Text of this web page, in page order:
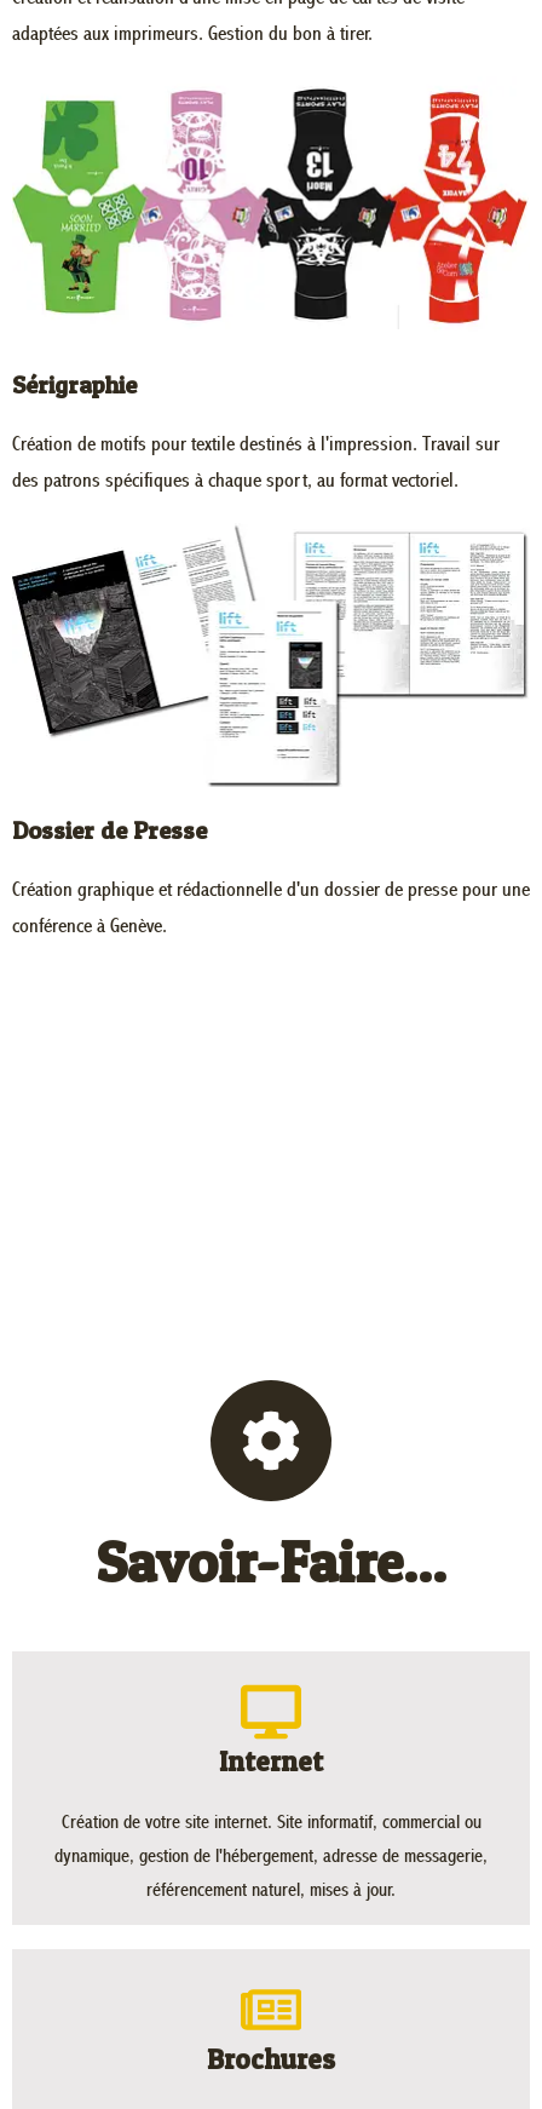
adaptées aux imprimeurs. Gestion du bon à tirer.
Sérigraphie
Création de motifs pour textile destinés à l'impression. Travail sur
des patrons spécifiques à chaque sport, au format vectoriel.
Dossier de Presse
Création graphique et rédactionnelle d'un dossier de presse pour une
conférence à Genève.
Savoir-Faire...
Internet
Création de votre site internet. Site informatif, commercial ou
dynamique, gestion de l'hébergement, adresse de messagerie,
référencement naturel, mises à jour.
Brochures